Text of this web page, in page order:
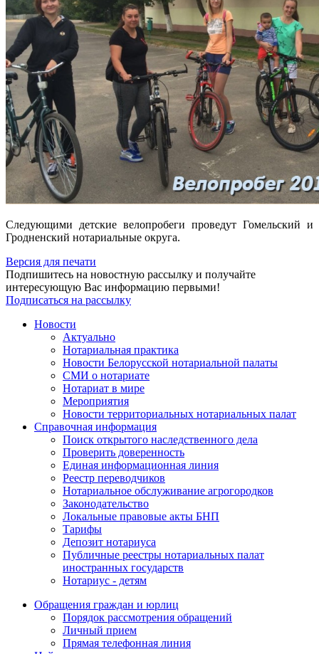
Следующими детские велопробеги проведут Гомельский и
Гродненский нотариальные округа.
Версия для печати
Подпишитесь на новостную рассылку и получайте
интересующую Вас информацию первыми!
Подписаться на рассылку
Новости
Актуально
Нотариальная практика
Новости Белорусской нотариальной палаты
СМИ о нотариате
Нотариат в мире
Мероприятия
Новости территориальных нотариальных палат
Справочная информация
Поиск открытого наследственного дела
Проверить доверенность
Единая информационная линия
Реестр переводчиков
Нотариальное обслуживание агрогородков
Законодательство
Локальные правовые акты БНП
Тарифы
Депозит нотариуса
Публичные реестры нотариальных палат
иностранных государств
Нотариус - детям
Обращения граждан и юрлиц
Порядок рассмотрения обращений
Личный прием
Прямая телефонная линия